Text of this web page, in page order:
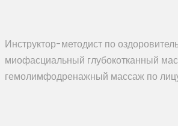
Инструктор-методист по
миофасциальный глубокотканный
гемолимфодренажный массаж по